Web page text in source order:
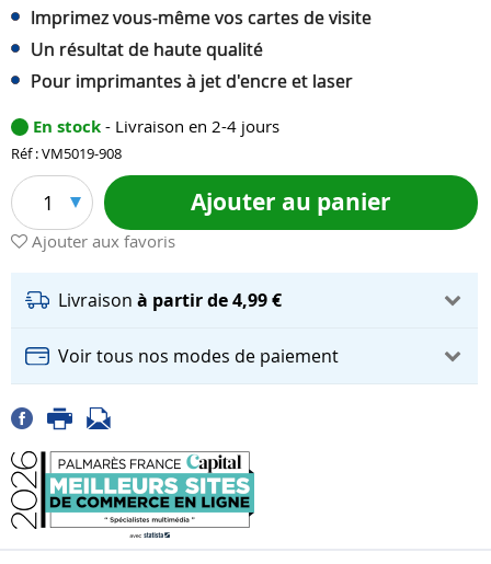
Imprimez vous-même vos cartes de visite
Un résultat de haute qualité
Pour imprimantes à jet d'encre et laser
En stock - Livraison en 2-4 jours
Réf : VM5019-908
1 Ajouter au panier
Ajouter aux favoris
Livraison à partir de 4,99 €
Voir tous nos modes de paiement